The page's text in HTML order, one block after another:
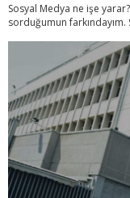
Sosyal Medya ne işe
sorduğumun